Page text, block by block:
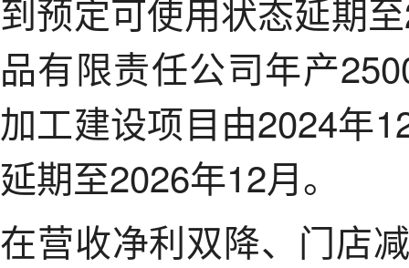
到预定可使用状态延期
品有限责任公司年产
加工建设项目由2024年
延期至2026年12月。
在营收净利双降、门店